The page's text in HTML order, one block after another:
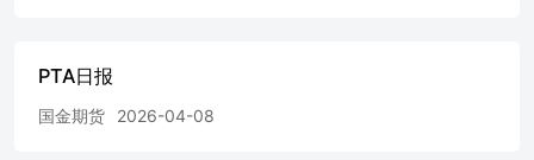
产出，场内博弈氛围升温。日内共计三单成交听闻，任意9
元/吨。 华东市场PTA价格4836元/吨，跌58元/吨。日均商
PTA日报
国金期货 2026-04-08